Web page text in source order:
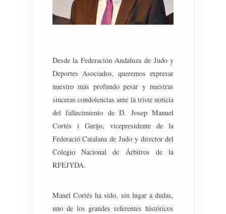
Desde la Federación Andaluza de Judo y
Deportes Asociados, queremos expresar
nuestro más profundo pesar y nuestras
sinceras condolencias ante la triste noticia
del fallecimiento de D. Josep Manuel
Cortés i Garijo, vicepresidente de la
Federació Catalana de Judo y director del
Colegio Nacional de Árbitros de la
RFEJYDA.
Manel Cortés ha sido, sin lugar a dudas,
uno de los grandes referentes históricos